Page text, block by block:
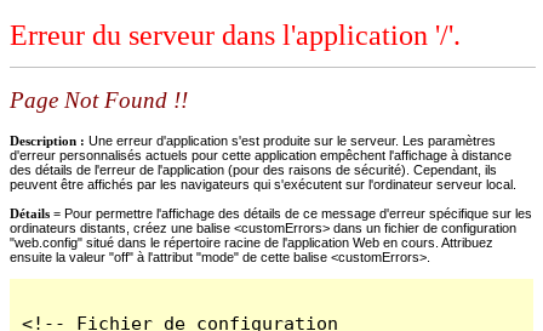
Erreur du serveur dans l'application '/'.
Page Not Found !!
Description : Une erreur d'application s'est produite sur le serveur. Les paramètres
d'erreur personnalisés actuels pour cette application empêchent l'affichage à distance
des détails de l'erreur de l'application (pour des raisons de sécurité). Cependant, ils
peuvent être affichés par les navigateurs qui s'exécutent sur l'ordinateur serveur local.
Détails = Pour permettre l'affichage des détails de ce message d'erreur spécifique sur les
ordinateurs distants, créez une balise <customErrors> dans un fichier de configuration
"web.config" situé dans le répertoire racine de l'application Web en cours. Attribuez
ensuite la valeur "off" à l'attribut "mode" de cette balise <customErrors>.
<!-- Fichier de configuration